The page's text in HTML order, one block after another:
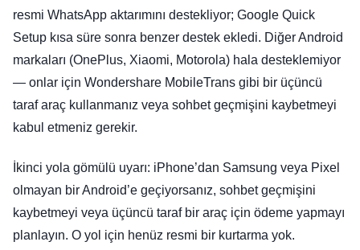
resmi WhatsApp aktarımını destekliyor; Google Quick
Setup kısa süre sonra benzer destek ekledi. Diğer Android
markaları (OnePlus, Xiaomi, Motorola) hala desteklemiyor
— onlar için Wondershare MobileTrans gibi bir üçüncü
taraf araç kullanmanız veya sohbet geçmişini kaybetmeyi
kabul etmeniz gerekir.
İkinci yola gömülü uyarı: iPhone’dan Samsung veya Pixel
olmayan bir Android’e geçiyorsanız, sohbet geçmişini
kaybetmeyi veya üçüncü taraf bir araç için ödeme yapmayı
planlayın. O yol için henüz resmi bir kurtarma yok.